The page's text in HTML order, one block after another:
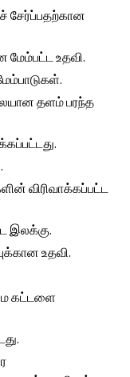
சேர்ப்பதற்கான
உதவி.
தளம் பரந்த
விரிவாக்கப்பட்ட
இலக்கு.
உதவி.
கட்டளை